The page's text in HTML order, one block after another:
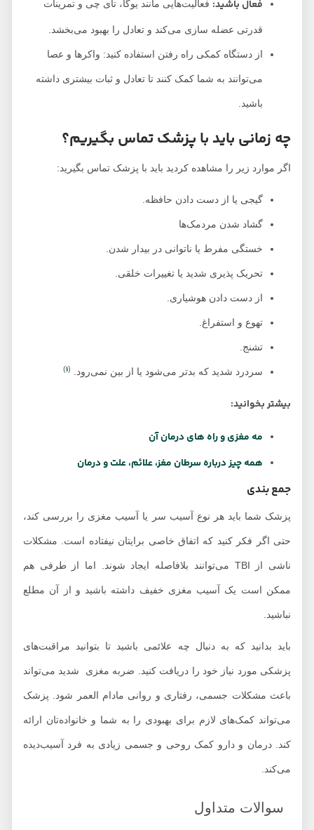
فعال باشید:فعالیت‌هایی مانند یوگا، تای چی و تمرینات
قدرتی عضله سازی می‌کند و تعادل را بهبود می‌بخشد.
از دستگاه کمکی راه رفتن استفاده کنید: واکرها و عصا
می‌توانند به شما کمک کنند تا تعادل و ثبات بیشتری داشته
باشید.
چه زمانی باید با پزشک تماس بگیریم؟
اگر موارد زیر را مشاهده کردید باید با پزشک تماس بگیرید:
گیجی یا از دست دادن حافظه.
گشاد شدن مردمک‌ها
خستگی مفرط یا ناتوانی در بیدار شدن.
تحریک پذیری شدید یا تغییرات خلقی.
از دست دادن هوشیاری.
تهوع و استفراغ.
تشنج.
سردرد شدید که بدتر می‌شود یا از بین نمی‌رود. 1
بیشتر بخوانید:
مه مغزی و راه های درمان آن
همه چیز درباره سرطان مغز، علائم، علت و درمان
جمع بندی
پزشک شما باید هر نوع آسیب سر یا آسیب مغزی را بررسی کند،
حتی اگر فکر کنید که اتفاق خاصی برایتان نیفتاده است. مشکلات
ناشی از TBI می‌توانند بلافاصله ایجاد شوند. اما از طرفی هم
ممکن است یک آسیب مغزی خفیف داشته باشید و از آن مطلع
نباشید.
باید بدانید که به دنبال چه علائمی باشید تا بتوانید مراقبت‌های
پزشکی مورد نیاز خود را دریافت کنید. ضربه مغزی شدید می‌تواند
باعث مشکلات جسمی، رفتاری و روانی مادام العمر شود. پزشک
می‌تواند کمک‌های لازم برای بهبودی را به شما و خانواده‌تان ارائه
کند. درمان و دارو کمک روحی و جسمی زیادی به فرد آسیب‌دیده
می‌کند.